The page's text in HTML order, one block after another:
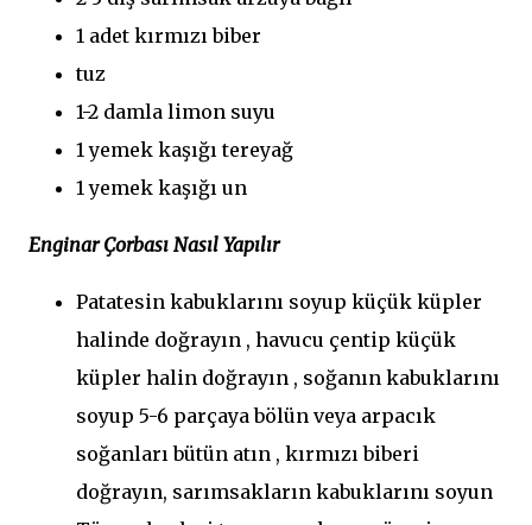
1 adet kırmızı biber
tuz
1-2 damla limon suyu
1 yemek kaşığı tereyağ
1 yemek kaşığı un
Enginar Çorbası Nasıl Yapılır
Patatesin kabuklarını soyup küçük küpler
halinde doğrayın , havucu çentip küçük
küpler halin doğrayın , soğanın kabuklarını
soyup 5-6 parçaya bölün veya arpacık
soğanları bütün atın , kırmızı biberi
doğrayın, sarımsakların kabuklarını soyun